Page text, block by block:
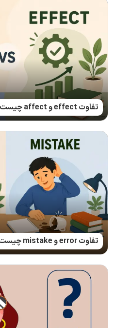
تفاوت effect و affect چیست؟
تفاوت error و mistake چیست؟